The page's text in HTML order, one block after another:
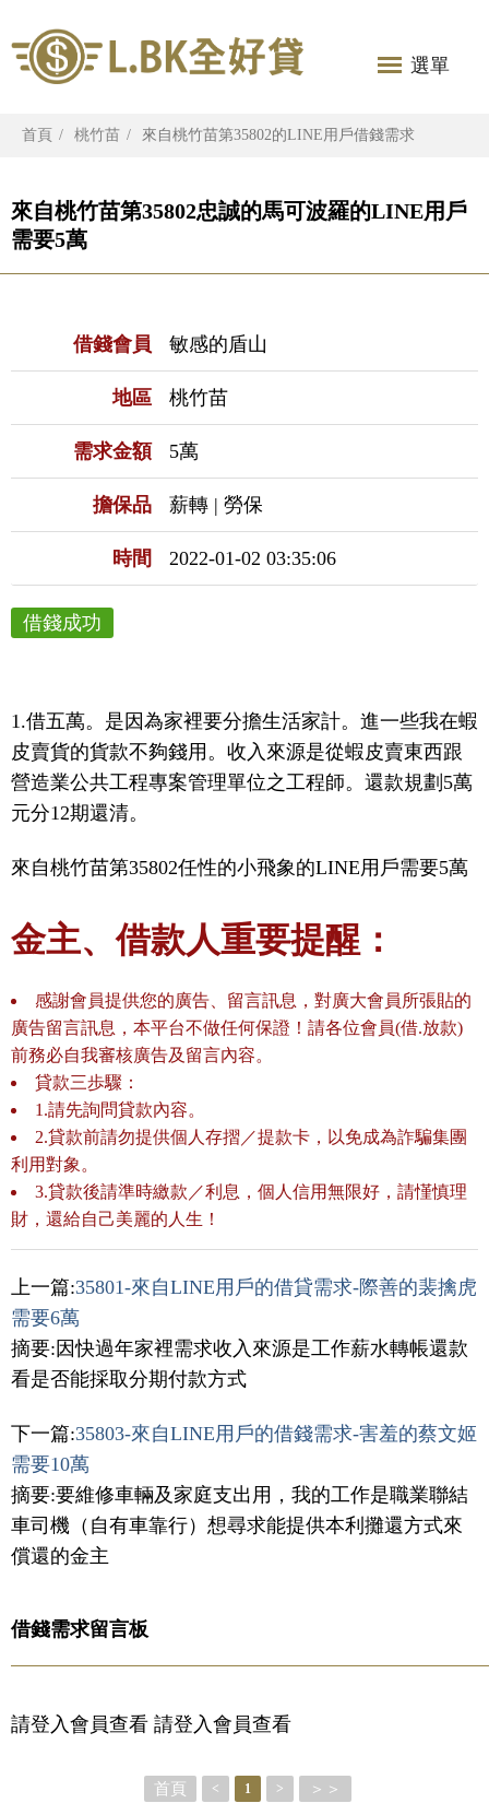
選單
首頁 桃竹苗 來自桃竹苗第35802的LINE用戶借錢需求
來自桃竹苗第35802忠誠的馬可波羅的LINE用戶
需要5萬
借錢會員 敏感的盾山
地區 桃竹苗
需求金額 5萬
擔保品 薪轉 | 勞保
時間 2022-01-02 03:35:06
借錢成功
1.借五萬。是因為家裡要分擔生活家計。進一些我在蝦
皮賣貨的貨款不夠錢用。收入來源是從蝦皮賣東西跟
營造業公共工程專案管理單位之工程師。還款規劃5萬
元分12期還清。
來自桃竹苗第35802任性的小飛象的LINE用戶需要5萬
金主、借款人重要提醒：
感謝會員提供您的廣告、留言訊息，對廣大會員所張貼的
廣告留言訊息，本平台不做任何保證！請各位會員(借.放款)
前務必自我審核廣告及留言內容。
貸款三歩驟：
1.請先詢問貸款內容。
2.貸款前請勿提供個人存摺／提款卡，以免成為詐騙集團
利用對象。
3.貸款後請準時繳款／利息，個人信用無限好，請慬慎理
財，還給自己美麗的人生！
上一篇:35801-來自LINE用戶的借貸需求-際善的裴擒虎
需要6萬
摘要:因快過年家裡需求收入來源是工作薪水轉帳還款
看是否能採取分期付款方式
下一篇:35803-來自LINE用戶的借錢需求-害羞的蔡文姬
需要10萬
摘要:要維修車輛及家庭支出用，我的工作是職業聯結
車司機（自有車靠行）想尋求能提供本利攤還方式來
償還的金主
借錢需求留言板
請登入會員查看 請登入會員查看
首頁 < 1 > ＞＞